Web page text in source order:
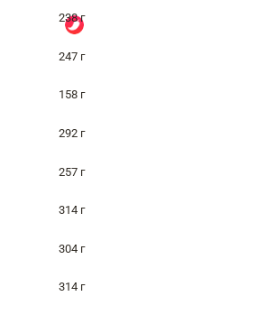
238 г
247 г
158 г
292 г
257 г
314 г
304 г
314 г